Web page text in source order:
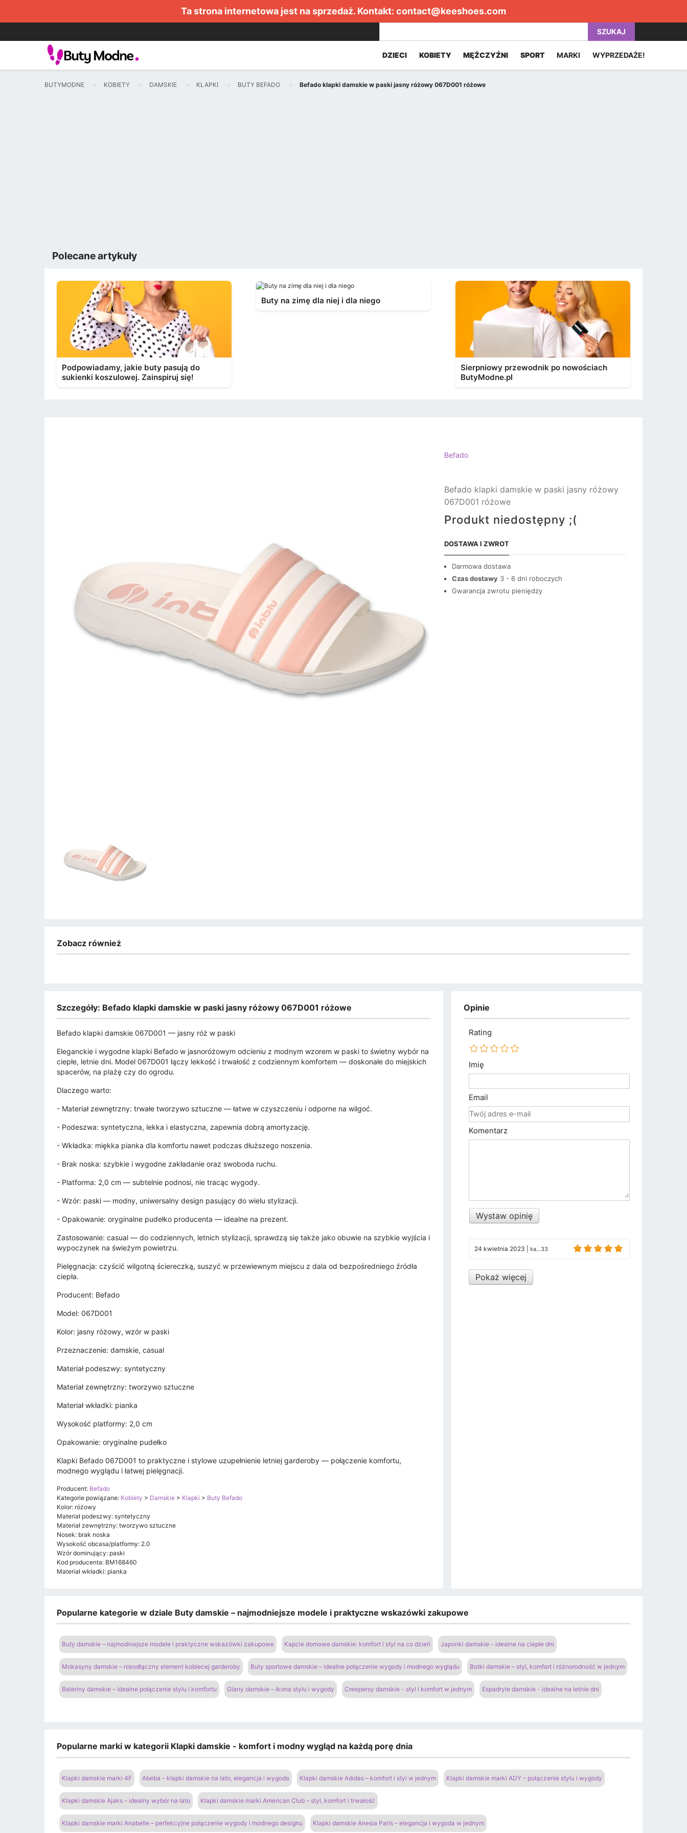
Ta strona internetowa jest na sprzedaż. Kontakt: contact@keeshoes.com
SZUKAJ
DZIECI KOBIETY MĘŻCZYŹNI SPORT MARKI WYPRZEDAŻE!
BUTYMODNE KOBIETY DAMSKIE KLAPKI BUTY BEFADO Befado klapki damskie w paski jasny różowy 067D001 różowe
Polecane artykuły
Podpowiadamy, jakie buty pasują do
sukienki koszulowej. Zainspiruj się!
Buty na zimę dla niej i dla niego
Sierpniowy przewodnik po nowościach
ButyModne.pl
Befado
Befado klapki damskie w paski jasny różowy
067D001 różowe
Produkt niedostępny ;(
DOSTAWA I ZWROT
Darmowa dostawa
Czas dostawy 3 - 6 dni roboczych
Gwarancja zwrotu pieniędzy
Zobacz również
Szczegóły: Befado klapki damskie w paski jasny różowy 067D001 różowe
Befado klapki damskie 067D001 — jasny róż w paski
Eleganckie i wygodne klapki Befado w jasnoróżowym odcieniu z modnym wzorem w paski to świetny wybór na
ciepłe, letnie dni. Model 067D001 łączy lekkość i trwałość z codziennym komfortem — doskonałe do miejskich
spacerów, na plażę czy do ogrodu.
Dlaczego warto:
- Materiał zewnętrzny: trwałe tworzywo sztuczne — łatwe w czyszczeniu i odporne na wilgoć.
- Podeszwa: syntetyczna, lekka i elastyczna, zapewnia dobrą amortyzację.
- Wkładka: miękka pianka dla komfortu nawet podczas dłuższego noszenia.
- Brak noska: szybkie i wygodne zakładanie oraz swoboda ruchu.
- Platforma: 2,0 cm — subtelnie podnosi, nie tracąc wygody.
- Wzór: paski — modny, uniwersalny design pasujący do wielu stylizacji.
- Opakowanie: oryginalne pudełko producenta — idealne na prezent.
Zastosowanie: casual — do codziennych, letnich stylizacji, sprawdzą się także jako obuwie na szybkie wyjścia i
wypoczynek na świeżym powietrzu.
Pielęgnacja: czyścić wilgotną ściereczką, suszyć w przewiewnym miejscu z dala od bezpośredniego źródła
ciepła.
Producent: Befado
Model: 067D001
Kolor: jasny różowy, wzór w paski
Przeznaczenie: damskie, casual
Materiał podeszwy: syntetyczny
Materiał zewnętrzny: tworzywo sztuczne
Materiał wkładki: pianka
Wysokość platformy: 2,0 cm
Opakowanie: oryginalne pudełko
Klapki Befado 067D001 to praktyczne i stylowe uzupełnienie letniej garderoby — połączenie komfortu,
modnego wyglądu i łatwej pielęgnacji.
Producent: Befado
Kategorie powiązane: Kobiety > Damskie > Klapki > Buty Befado
Kolor: różowy
Materiał podeszwy: syntetyczny
Materiał zewnętrzny: tworzywo sztuczne
Nosek: brak noska
Wysokość obcasa/platformy: 2.0
Wzór dominujący: paski
Kod producenta: BM168460
Materiał wkładki: pianka
Opinie
Rating
Imię
Email
Komentarz
Wystaw opinię
24 kwietnia 2023 ka...33
Pokaż więcej
Popularne kategorie w dziale Buty damskie – najmodniejsze modele i praktyczne wskazówki zakupowe
Buty damskie – najmodniejsze modele i praktyczne wskazówki zakupowe Kapcie domowe damskie: komfort i styl na co dzień Japonki damskie - idealne na ciepłe dni
Mokasyny damskie – nieodłączny element kobiecej garderoby Buty sportowe damskie – idealne połączenie wygody i modnego wyglądu Botki damskie – styl, komfort i różnorodność w jednym
Baleriny damskie – idealne połączenie stylu i komfortu Glany damskie – ikona stylu i wygody Creepersy damskie - styl i komfort w jednym Espadryle damskie - idealne na letnie dni
Popularne marki w kategorii Klapki damskie - komfort i modny wygląd na każdą porę dnia
Klapki damskie marki 4F Abeba – klapki damskie na lato, elegancja i wygoda Klapki damskie Adidas – komfort i styl w jednym Klapki damskie marki ADY – połączenie stylu i wygody
Klapki damskie Ajaks – idealny wybór na lato Klapki damskie marki American Club – styl, komfort i trwałość
Klapki damskie marki Anabelle – perfekcyjne połączenie wygody i modnego designu Klapki damskie Anesia Paris – elegancja i wygoda w jednym